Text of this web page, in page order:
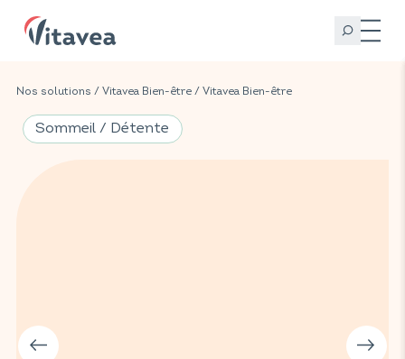
Nos solutions / Vitavea Bien-être / Vitavea Bien-être
Sommeil / Détente